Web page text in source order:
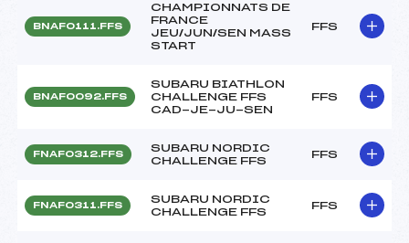
BNAF0111.FFS
CHAMPIONNATS DE
FRANCE
JEU/JUN/SEN MASS
START
FFS
BNAF0092.FFS
SUBARU BIATHLON
CHALLENGE FFS
CAD-JE-JU-SEN
FFS
FNAF0312.FFS
SUBARU NORDIC
CHALLENGE FFS
FFS
FNAF0311.FFS
SUBARU NORDIC
CHALLENGE FFS
FFS